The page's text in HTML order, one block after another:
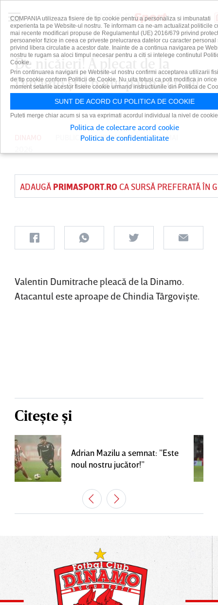
De nicăieri! A plecat de la
Dinamo şi a bătut palma cu alt
club din România
PUBLICAT DEPRIMA SPORTPE 31 MAI
ADAUGĂ PRIMASPORT.ROCA SURSĂ PREFERATĂ ÎN
Valentin Dumitrache pleacă de la Dinamo.
Atacantul este aproape de Chindia Târgovişte.
Citește și
Adrian Mazilu a semnat: ”Este
noul nostru jucător!”
COMPANIA utilizeaza fisiere de tip cookie pentru a personaliza si imbunatati
experienta ta pe Website-ul nostru. Te informam ca ne-am actualizat politicile
mai recente modificari propuse de Regulamentul (UE) 2016/679 privind
persoanelor fizice in ceea ce priveste prelucrarea datelor cu caracter personal
privind libera circulatie a acestor date. Inainte de a continua navigarea pe
nostru te rugam sa aloci timpul necesar pentru a citi si intelege continutul
Cookie.
Prin continuarea navigarii pe Website-ul nostru confirmi acceptarea utilizarii
de tip cookie conform Politicii de Cookie. Nu uita totusi ca poti modifica in orice
moment setarile acestor fisiere cookie urmand instructiunile din Politica de
SUNT DE ACORD CU POLITICA DE COOKIE
Puteti merge chiar acum si sa va exprimati acordul individual la nivel de
Politica de colectare acord cookie
Politica de confidentialitate